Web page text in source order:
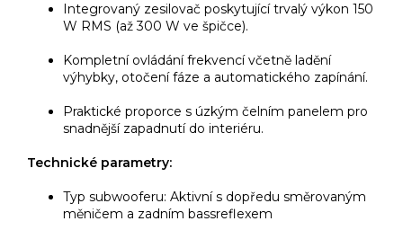
Integrovaný zesilovač poskytující trvalý výkon 150
W RMS (až 300 W ve špičce).
Kompletní ovládání frekvencí včetně ladění
výhybky, otočení fáze a automatického zapínání.
Praktické proporce s úzkým čelním panelem pro
snadnější zapadnutí do interiéru.
Technické parametry:
Typ subwooferu: Aktivní s dopředu směrovaným
měničem a zadním bassreflexem